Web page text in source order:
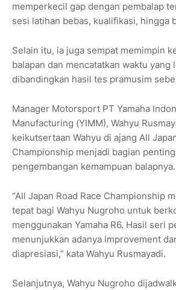
memperkecil gap dengan pembalap
sesi latihan bebas, kualifikasi, hingga
Selain itu, ia juga sempat memimpin
balapan dan mencatatkan waktu yang
dibandingkan hasil tes pramusim
Manager Motorsport PT Yamaha
Manufacturing (YIMM), Wahyu
keikutsertaan Wahyu di ajang All
Championship menjadi bagian
pengembangan kemampuan balapnya.
“All Japan Road Race Championship
tepat bagi Wahyu Nugroho untuk
menggunakan Yamaha R6. Hasil seri
menunjukkan adanya improvement
diapresiasi,” kata Wahyu Rusmayadi.
Selanjutnya, Wahyu Nugroho